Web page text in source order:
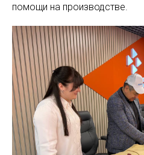
помощи на производстве.